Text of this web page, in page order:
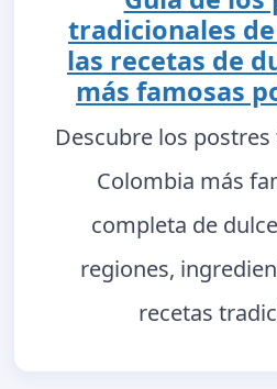
tradicionales
las recetas de
más famosas
Descubre los
Colombia más
completa de
regiones,
recetas